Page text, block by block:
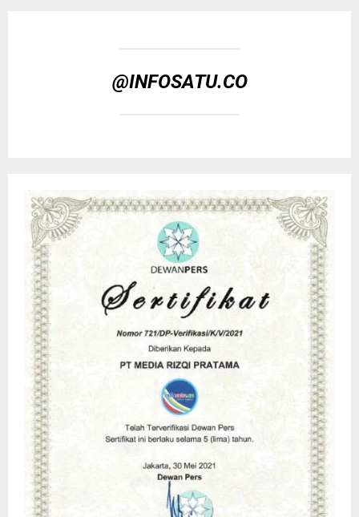
@INFOSATU.CO